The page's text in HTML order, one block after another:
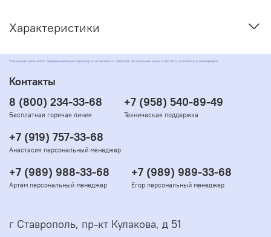
Характеристики
Указанные цены носят информационный характер и не являются офертой. Актуальные цены и расчёты уточняйте у менеджеров
Контакты
8 (800) 234-33-68
Бесплатная горячая линия
+7 (958) 540-89-49
Техническая поддержка
+7 (919) 757-33-68
Анастасия персональный менеджер
+7 (989) 988-33-68
Артём персональный менеджер
+7 (989) 989-33-68
Егор персональный менеджер
г Ставрополь, пр-кт Кулакова, д 51